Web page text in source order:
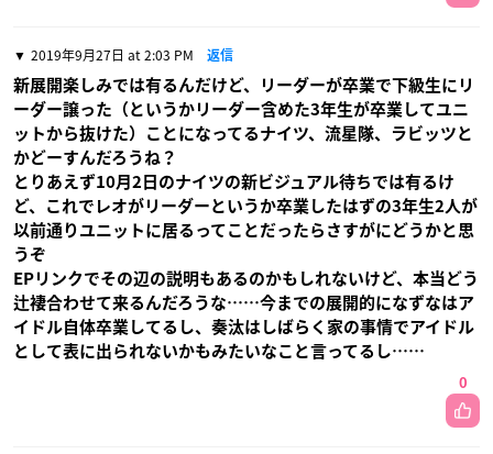
2019年9月27日 at 2:03 PM 返信
新展開楽しみでは有るんだけど、リーダーが卒業で下級生にリ
ーダー譲った（というかリーダー含めた3年生が卒業してユニ
ットから抜けた）ことになってるナイツ、流星隊、ラビッツと
かどーすんだろうね？
とりあえず10月2日のナイツの新ビジュアル待ちでは有るけ
ど、これでレオがリーダーというか卒業したはずの3年生2人が
以前通りユニットに居るってことだったらさすがにどうかと思
うぞ
EPリンクでその辺の説明もあるのかもしれないけど、本当どう
辻褄合わせて来るんだろうな……今までの展開的になずなはア
イドル自体卒業してるし、奏汰はしばらく家の事情でアイドル
として表に出られないかもみたいなこと言ってるし……
0